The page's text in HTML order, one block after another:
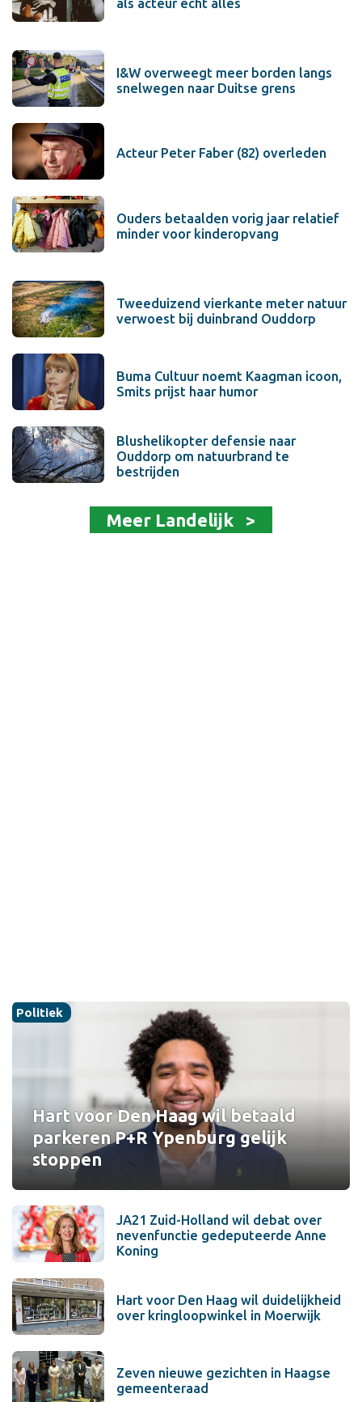
als acteur echt alles
I&W overweegt meer borden langs
snelwegen naar Duitse grens
Acteur Peter Faber (82) overleden
Ouders betaalden vorig jaar relatief
minder voor kinderopvang
Tweeduizend vierkante meter natuur
verwoest bij duinbrand Ouddorp
Buma Cultuur noemt Kaagman icoon,
Smits prijst haar humor
Blushelikopter defensie naar
Ouddorp om natuurbrand te
bestrijden
Meer Landelijk >
Hart voor Den Haag wil betaald
parkeren P+R Ypenburg gelijk
stoppen
Politiek
JA21 Zuid-Holland wil debat over
nevenfunctie gedeputeerde Anne
Koning
Hart voor Den Haag wil duidelijkheid
over kringloopwinkel in Moerwijk
Zeven nieuwe gezichten in Haagse
gemeenteraad